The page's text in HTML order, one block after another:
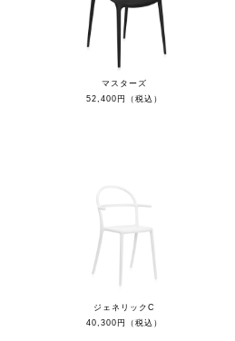
マスターズ
52,400円（税込）
ジェネリックC
40,300円（税込）